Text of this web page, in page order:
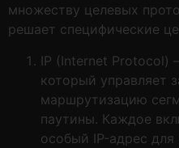
множеству целевых
решает специфические
IP (Internet Protocol)
который управляет
маршрутизацию
паутины. Каждое
особый IP-адрес для